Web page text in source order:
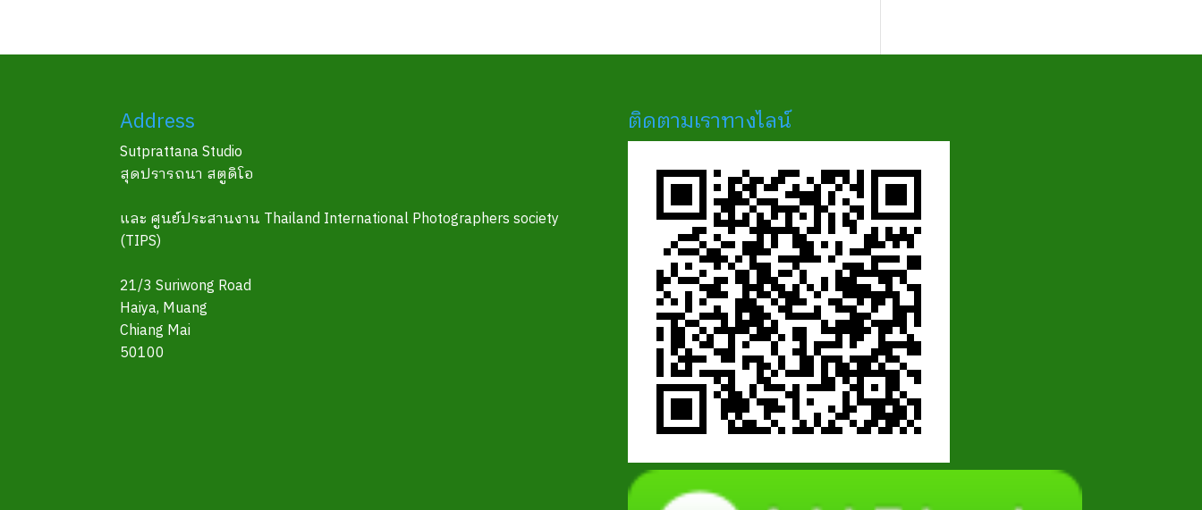
Address
Sutprattana Studio
สุดปรารถนา สตูดิโอ
และ ศูนย์ประสานงาน Thailand International Photographers society
(TIPS)
21/3 Suriwong Road
Haiya, Muang
Chiang Mai
50100
ติดตามเราทางไลน์